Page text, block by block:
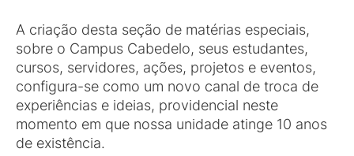
A criação desta seção de matérias especiais,
sobre o Campus Cabedelo, seus estudantes,
cursos, servidores, ações, projetos e eventos,
configura-se como um novo canal de troca de
experiências e ideias, providencial neste
momento em que nossa unidade atinge 10 anos
de existência.